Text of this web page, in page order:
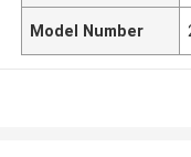
Model Number